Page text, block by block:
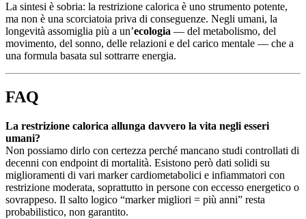
La sintesi è sobria: la restrizione calorica è uno strumento potente,
ma non è una scorciatoia priva di conseguenze. Negli umani, la
longevità assomiglia più a un’ecologia — del metabolismo, del
movimento, del sonno, delle relazioni e del carico mentale — che a
una formula basata sul sottrarre energia.
FAQ
La restrizione calorica allunga davvero la vita negli esseri
umani?
Non possiamo dirlo con certezza perché mancano studi controllati di
decenni con endpoint di mortalità. Esistono però dati solidi su
miglioramenti di vari marker cardiometabolici e infiammatori con
restrizione moderata, soprattutto in persone con eccesso energetico o
sovrappeso. Il salto logico “marker migliori = più anni” resta
probabilistico, non garantito.